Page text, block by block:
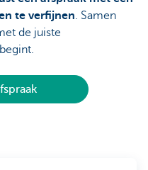
te verfijnen. Samen
de juiste